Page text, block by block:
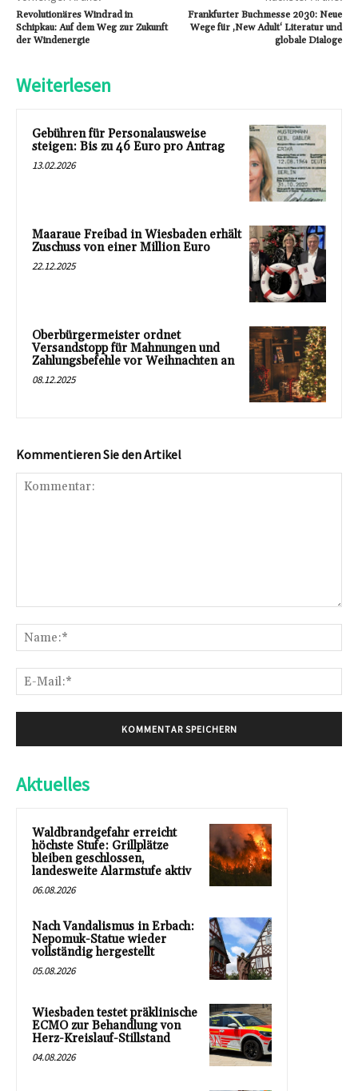
Revolutionäres Windrad in
Schipkau: Auf dem Weg zur Zukunft
der Windenergie
Frankfurter Buchmesse 2030: Neue
Wege für ‚New Adult‘ Literatur und
globale Dialoge
Weiterlesen
Gebühren für Personalausweise
steigen: Bis zu 46 Euro pro Antrag
13.02.2026
Maaraue Freibad in Wiesbaden erhält
Zuschuss von einer Million Euro
22.12.2025
Oberbürgermeister ordnet
Versandstopp für Mahnungen und
Zahlungsbefehle vor Weihnachten an
08.12.2025
Kommentieren Sie den Artikel
Aktuelles
Waldbrandgefahr erreicht
höchste Stufe: Grillplätze
bleiben geschlossen,
landesweite Alarmstufe aktiv
06.08.2026
Nach Vandalismus in Erbach:
Nepomuk-Statue wieder
vollständig hergestellt
05.08.2026
Wiesbaden testet präklinische
ECMO zur Behandlung von
Herz-Kreislauf-Stillstand
04.08.2026